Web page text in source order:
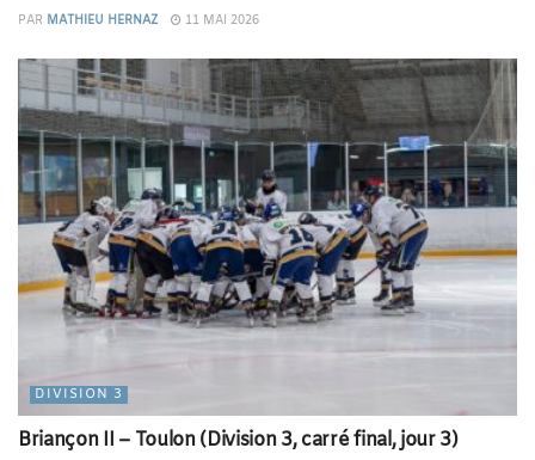
PAR MATHIEU HERNAZ 11 MAI 2026
DIVISION 3
Briançon II – Toulon (Division 3, carré final, jour 3)